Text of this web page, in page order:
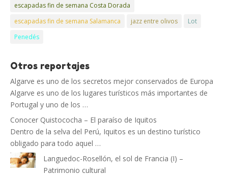
escapadas fin de semana Costa Dorada
escapadas fin de semana Salamanca
jazz entre olivos
Lot
Penedés
Otros reportajes
Algarve es uno de los secretos mejor conservados de Europa
Algarve es uno de los lugares turísticos más importantes de
Portugal y uno de los …
Conocer Quistococha – El paraíso de Iquitos
Dentro de la selva del Perú, Iquitos es un destino turístico
obligado para todo aquel …
Languedoc-Rosellón, el sol de Francia (I) –
Patrimonio cultural